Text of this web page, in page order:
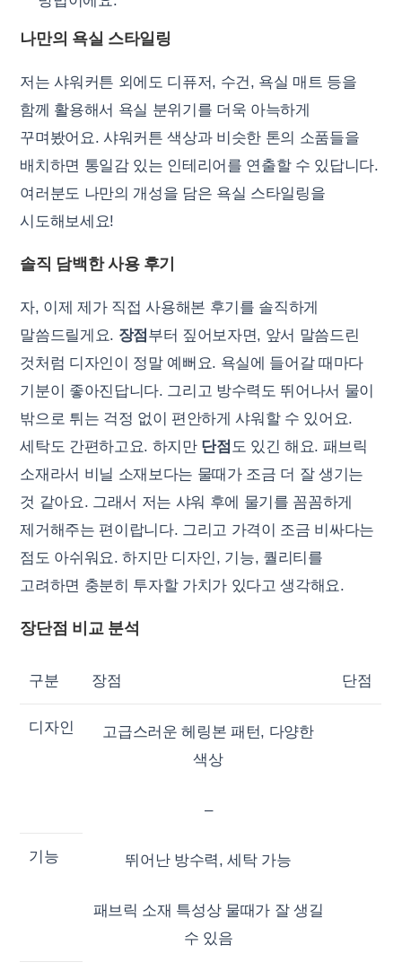
나만의 욕실 스타일링
저는 샤워커튼 외에도 디퓨저, 수건, 욕실 매트 등을
함께 활용해서 욕실 분위기를 더욱 아늑하게
꾸며봤어요. 샤워커튼 색상과 비슷한 톤의 소품들을
배치하면 통일감 있는 인테리어를 연출할 수 있답니다.
여러분도 나만의 개성을 담은 욕실 스타일링을
시도해보세요!
솔직 담백한 사용 후기
자, 이제 제가 직접 사용해본 후기를 솔직하게
말씀드릴게요. 장점 부터 짚어보자면, 앞서 말씀드린
것처럼 디자인이 정말 예뻐요. 욕실에 들어갈 때마다
기분이 좋아진답니다. 그리고 방수력도 뛰어나서 물이
밖으로 튀는 걱정 없이 편안하게 샤워할 수 있어요.
세탁도 간편하고요. 하지만 단점 도 있긴 해요. 패브릭
소재라서 비닐 소재보다는 물때가 조금 더 잘 생기는
것 같아요. 그래서 저는 샤워 후에 물기를 꼼꼼하게
제거해주는 편이랍니다. 그리고 가격이 조금 비싸다는
점도 아쉬워요. 하지만 디자인, 기능, 퀄리티를
고려하면 충분히 투자할 가치가 있다고 생각해요.
장단점 비교 분석
구분 장점 단점
디자인
고급스러운 헤링본 패턴, 다양한
색상
–
기능 뛰어난 방수력, 세탁 가능
패브릭 소재 특성상 물때가 잘 생길
수 있음